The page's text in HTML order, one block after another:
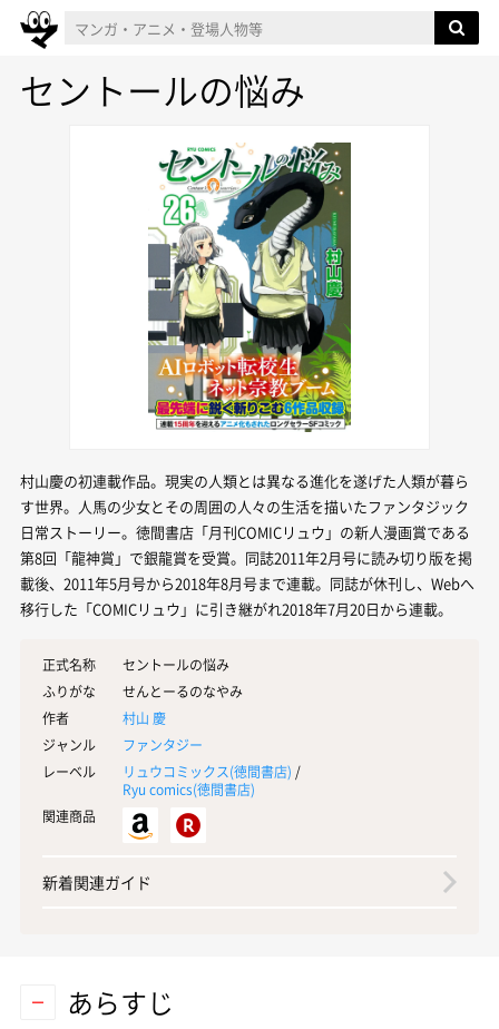
セントールの悩み
村山慶の初連載作品。現実の人類とは異なる進化を遂げた人類が暮ら
す世界。人馬の少女とその周囲の人々の生活を描いたファンタジック
日常ストーリー。徳間書店「月刊COMICリュウ」の新人漫画賞である
第8回「龍神賞」で銀龍賞を受賞。同誌2011年2月号に読み切り版を掲
載後、2011年5月号から2018年8月号まで連載。同誌が休刊し、Webへ
移行した「COMICリュウ」に引き継がれ2018年7月20日から連載。
正式名称
セントールの悩み
ふりがな
せんとーるのなやみ
作者
村山 慶
ジャンル
ファンタジー
レーベル
リュウコミックス(徳間書店) /
Ryu comics(徳間書店)
関連商品
新着関連ガイド
あらすじ